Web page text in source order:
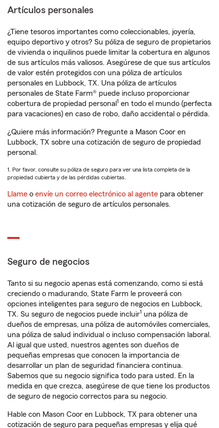
Artículos personales
¿Tiene tesoros importantes como coleccionables, joyería,
equipo deportivo y otros? Su póliza de seguro de propietarios
de vivienda o inquilinos puede limitar la cobertura en algunos
de sus artículos más valiosos. Asegúrese de que sus artículos
de valor estén protegidos con una póliza de artículos
personales en Lubbock, TX. Una póliza de artículos
personales de State Farm® puede incluso proporcionar
cobertura de propiedad personal 1 en todo el mundo (perfecta
para vacaciones) en caso de robo, daño accidental o pérdida.
¿Quiere más información? Pregunte a Mason Coor en
Lubbock, TX sobre una cotización de seguro de propiedad
personal.
1. Por favor, consulte su póliza de seguro para ver una lista completa de la
propiedad cubierta y de las pérdidas cubiertas.
Llame o envíe un correo electrónico al agente para obtener
una cotización de seguro de artículos personales.
Seguro de negocios
Tanto si su negocio apenas está comenzando, como si está
creciendo o madurando, State Farm le proveerá con
opciones inteligentes para seguro de negocios en Lubbock,
TX. Su seguro de negocios puede incluir1 una póliza de
dueños de empresas, una póliza de automóviles comerciales,
una póliza de salud individual o incluso compensación laboral.
Al igual que usted, nuestros agentes son dueños de
pequeñas empresas que conocen la importancia de
desarrollar un plan de seguridad financiera continua.
Sabemos que su negocio significa todo para usted. En la
medida en que crezca, asegúrese de que tiene los productos
de seguro de negocio correctos para su negocio.
Hable con Mason Coor en Lubbock, TX para obtener una
cotización de seguro para pequeñas empresas y elija qué